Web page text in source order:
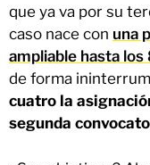
que ya va por su
caso nace con una
ampliable hasta
de forma
cuatro la
segunda